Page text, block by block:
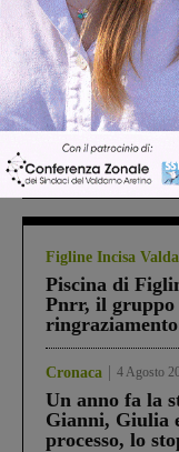
Estra Notizie
studenti
debutta il
Più lette
Figline Incisa
Piscina di
Pnrr, il
Cronaca 4 Agosto
Un anno fa la
Gianni, Giulia
processo, lo